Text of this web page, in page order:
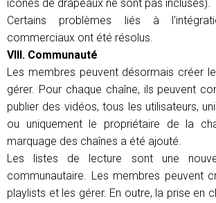
icônes de drapeaux ne sont pas incluses).
Certains problèmes liés à
commerciaux ont été résolus.
VIII. Communauté
Les membres peuvent désormais créer
gérer. Pour chaque chaîne, ils peuvent
publier des vidéos, tous les utilisateurs,
ou uniquement le propriétaire de la
marquage des chaînes a été ajouté.
Les listes de lecture sont une
communautaire. Les membres peuvent
playlists et les gérer. En outre, la prise en